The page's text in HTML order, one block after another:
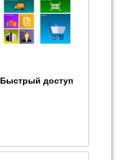
Быстрый доступ